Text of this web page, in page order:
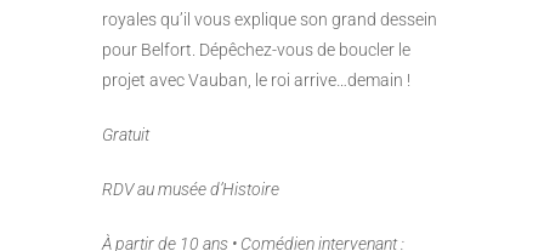
royales qu’il vous explique son grand dessein
pour Belfort. Dépêchez-vous de boucler le
projet avec Vauban, le roi arrive…demain !
Gratuit
RDV au musée d’Histoire
À partir de 10 ans • Comédien intervenant :